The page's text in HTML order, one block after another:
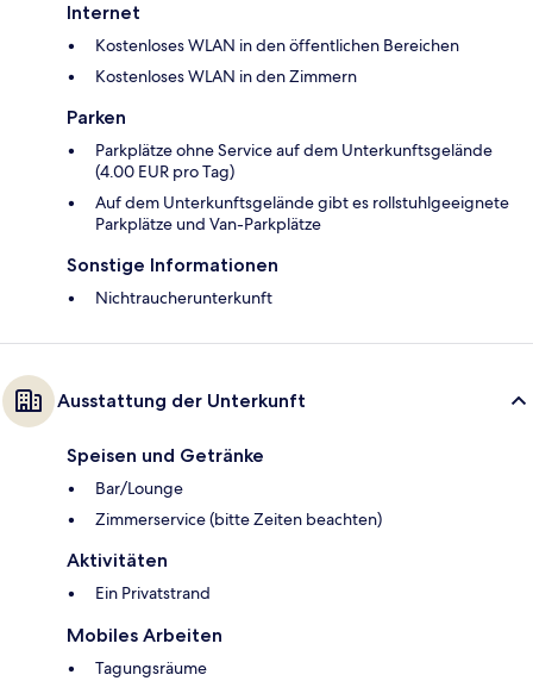
Internet
Kostenloses WLAN in den öffentlichen Bereichen
Kostenloses WLAN in den Zimmern
Parken
Parkplätze ohne Service auf dem Unterkunftsgelände
(4.00 EUR pro Tag)
Auf dem Unterkunftsgelände gibt es rollstuhlgeeignete
Parkplätze und Van-Parkplätze
Sonstige Informationen
Nichtraucherunterkunft
Ausstattung der Unterkunft
Speisen und Getränke
Bar/Lounge
Zimmerservice (bitte Zeiten beachten)
Aktivitäten
Ein Privatstrand
Mobiles Arbeiten
Tagungsräume